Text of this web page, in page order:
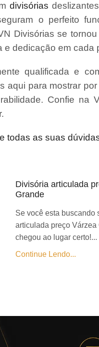
divisórias
o perfeito
Divisórias se
dedicação em cada
qualificada e
aqui para mostrar
Confie
todas as suas
Divisória articulada
Grande
Se você esta buscando
articulada preço Várzea
chegou ao lugar certo!...
Continue Lendo...